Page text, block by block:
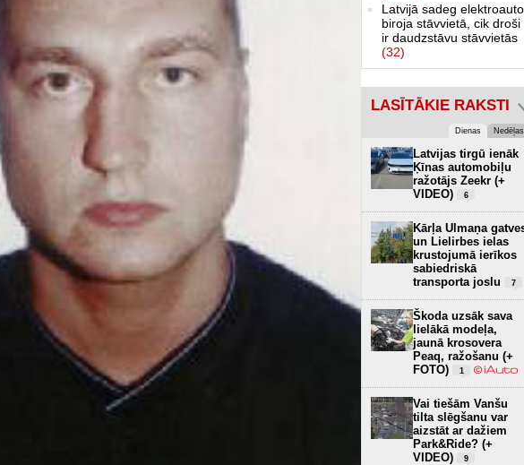
Latvijā sadeg elektroauto
biroja stāvvietā, cik droši
ir daudzstāvu stāvvietās
(32)
LASĪTĀKIE RAKSTI
Dienas Nedēļas
Latvijas tirgū ienāk
Ķīnas automobiļu
ražotājs Zeekr (+
VIDEO)
6
Kārļa Ulmaņa
un Lielirbes ielas
krustojumā ierīkos
sabiedriskā
transporta joslu
7
Škoda uzsāk sava
lielākā modeļa,
jaunā krosovera
Peaq, ražošanu (+
FOTO)
1
Vai tiešām Vanšu
tilta slēgšanu var
aizstāt ar dažiem
Park&Ride? (+
VIDEO)
9